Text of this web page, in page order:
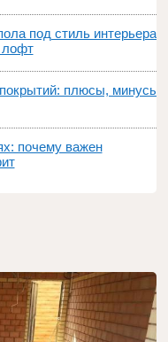
под стиль интерьера:
лофт
плюсы, минусы,
почему важен